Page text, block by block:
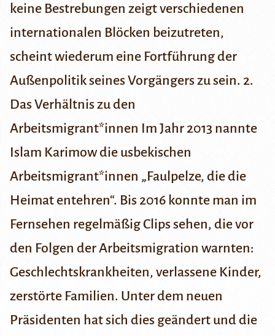
keine Bestrebungen zeigt verschiedenen
internationalen Blöcken beizutreten,
scheint wiederum eine Fortführung der
Außenpolitik seines Vorgängers zu sein. 2.
Das Verhältnis zu den
Arbeitsmigrant*innen Im Jahr 2013 nannte
Islam Karimow die usbekischen
Arbeitsmigrant*innen „Faulpelze, die die
Heimat entehren“. Bis 2016 konnte man im
Fernsehen regelmäßig Clips sehen, die vor
den Folgen der Arbeitsmigration warnten:
Geschlechtskrankheiten, verlassene Kinder,
zerstörte Familien. Unter dem neuen
Präsidenten hat sich dies geändert und die